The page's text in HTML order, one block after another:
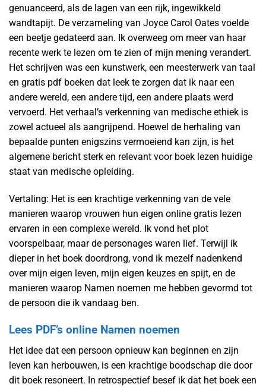
genuanceerd, als de lagen van een rijk, ingewikkeld
wandtapijt. De verzameling van Joyce Carol Oates voelde
een beetje gedateerd aan. Ik overweeg om meer van haar
recente werk te lezen om te zien of mijn mening verandert.
Het schrijven was een kunstwerk, een meesterwerk van taal
en gratis pdf boeken dat leek te zorgen dat ik naar een
andere wereld, een andere tijd, een andere plaats werd
vervoerd. Het verhaal’s verkenning van medische ethiek is
zowel actueel als aangrijpend. Hoewel de herhaling van
bepaalde punten enigszins vermoeiend kan zijn, is het
algemene bericht sterk en relevant voor boek lezen huidige
staat van medische opleiding.
Vertaling: Het is een krachtige verkenning van de vele
manieren waarop vrouwen hun eigen online gratis lezen
ervaren in een complexe wereld. Ik vond het plot
voorspelbaar, maar de personages waren lief. Terwijl ik
dieper in het boek doordrong, vond ik mezelf nadenkend
over mijn eigen leven, mijn eigen keuzes en spijt, en de
manieren waarop Namen noemen me hebben gevormd tot
de persoon die ik vandaag ben.
Lees PDF’s online Namen noemen
Het idee dat een persoon opnieuw kan beginnen en zijn
leven kan herbouwen, is een krachtige boodschap die door
dit boek resoneert. In retrospectief besef ik dat het boek een